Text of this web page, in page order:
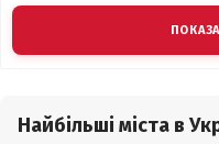
Найбільші міста в